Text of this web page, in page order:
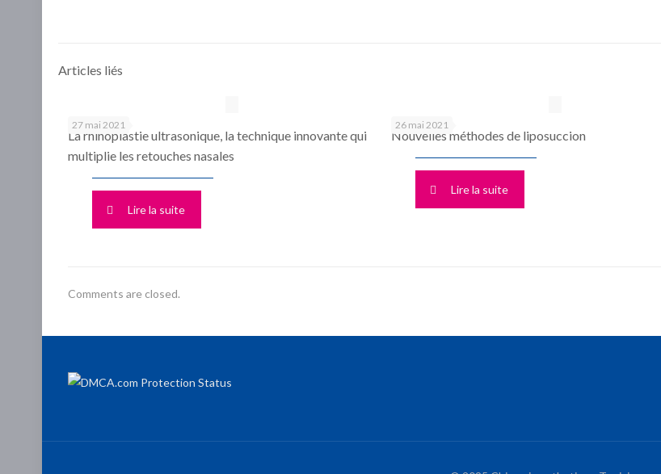
Articles liés
27 mai 2021
La rhinoplastie ultrasonique, la technique innovante qui
multiplie les retouches nasales
Lire la suite
26 mai 2021
Nouvelles méthodes de liposuccion
Lire la suite
Comments are closed.